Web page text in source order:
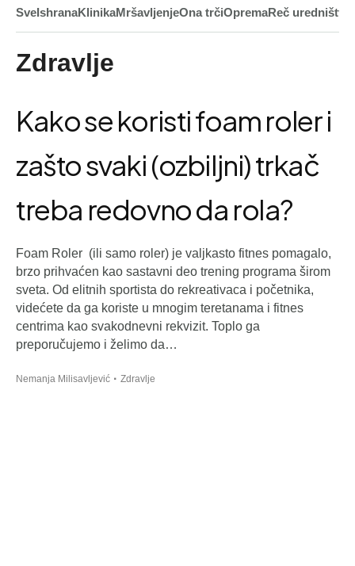
Sve IshranaKlinikaMršavljenjeOna trčiOpremaReč uredništva
Zdravlje
Kako se koristi foam roler i
zašto svaki (ozbiljni) trkač
treba redovno da rola?
Foam Roler (ili samo roler) je valjkasto fitnes pomagalo,
brzo prihvaćen kao sastavni deo trening programa širom
sveta. Od elitnih sportista do rekreativaca i početnika,
videćete da ga koriste u mnogim teretanama i fitnes
centrima kao svakodnevni rekvizit. Toplo ga
preporučujemo i želimo da…
Nemanja Milisavljević Zdravlje